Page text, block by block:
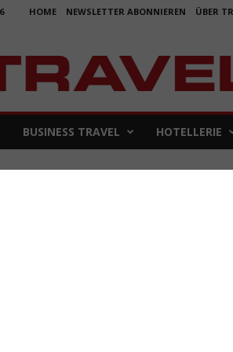
HOME NEWSLETTER ABONNIEREN ÜBER
BUSINESS TRAVEL HOTELLERIE